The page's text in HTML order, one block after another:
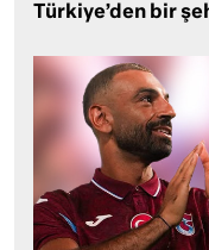
Türkiye’den bir